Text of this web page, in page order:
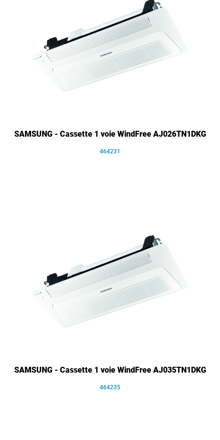
SAMSUNG - Cassette 1 voie WindFree AJ026TN1DKG
464231
SAMSUNG - Cassette 1 voie WindFree AJ035TN1DKG
464235